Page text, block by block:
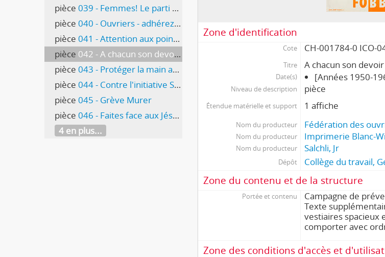
pièce 039 - Femmes! Le parti qui depuis sa création a réclamé vos droits. Socialiste N° 2
pièce 040 - Ouvriers - adhérez aux Centres d'Education ouvrière
pièce 041 - Attention aux pointes qui traînent
pièce 042 - A chacun son devoir !
pièce 043 - Protéger la main au travail
pièce 044 - Contre l'initiative Schwarzenbach
pièce 045 - Grève Murer
pièce 046 - Faites face aux Jésuites et aux équivoques jésuitiques
4 en plus...
Zone d'identification
Cote CH-001784-0 ICO-
Titre A chacun son
Date(s) [Années 1950-
Niveau de description pièce
Étendue matérielle et support 1 affiche
Nom du producteur Fédération des
Nom du producteur Imprimerie Blanc-
Nom du producteur Salchli, Jr
Dépôt Collège du travail,
Zone du contenu et de la structure
Portée et contenu
Campagne de
Texte
vestiaires spacieux
comporter avec
Zone des conditions d'accès et